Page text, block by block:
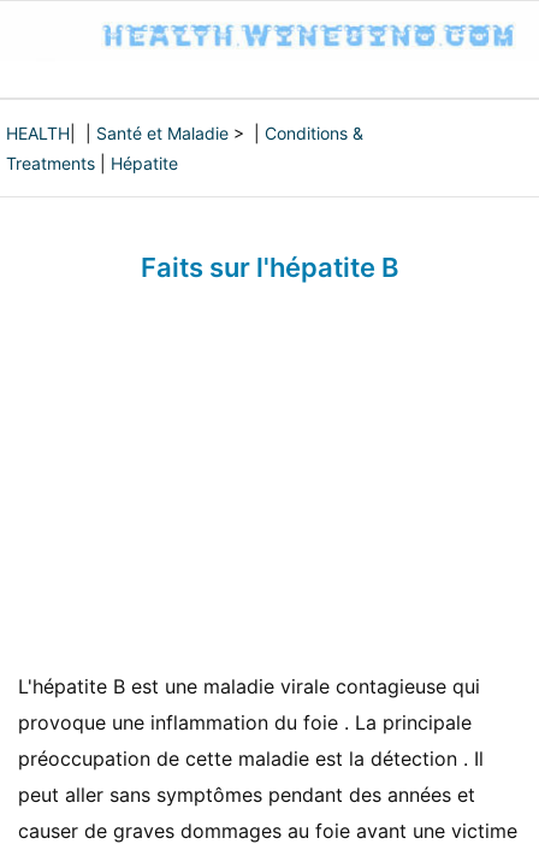
HEALTH Santé et Maladie > | Conditions &
Treatments
Hépatite
Faits sur l'hépatite B
L'hépatite B est une maladie virale contagieuse qui
provoque une inflammation du foie . La principale
préoccupation de cette maladie est la détection . Il
peut aller sans symptômes pendant des années et
causer de graves dommages au foie avant une victime